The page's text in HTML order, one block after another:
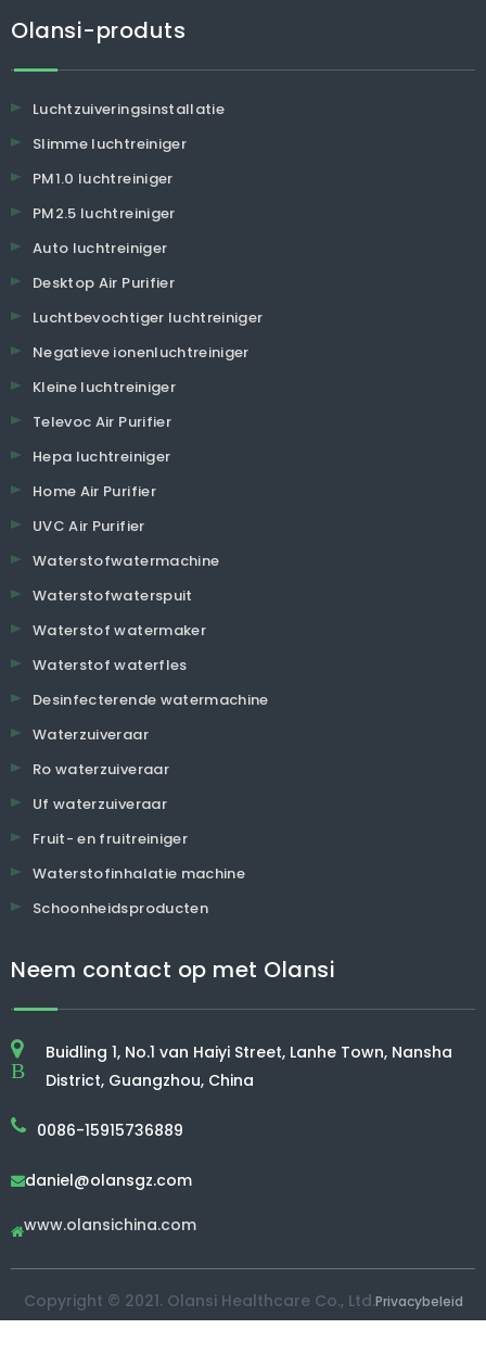
Olansi-produts
Luchtzuiveringsinstallatie
Slimme luchtreiniger
PM1.0 luchtreiniger
PM2.5 luchtreiniger
Auto luchtreiniger
Desktop Air Purifier
Luchtbevochtiger luchtreiniger
Negatieve ionenluchtreiniger
Kleine luchtreiniger
Televoc Air Purifier
Hepa luchtreiniger
Home Air Purifier
UVC Air Purifier
Waterstofwatermachine
Waterstofwaterspuit
Waterstof watermaker
Waterstof waterfles
Desinfecterende watermachine
Waterzuiveraar
Ro waterzuiveraar
Uf waterzuiveraar
Fruit- en fruitreiniger
Waterstofinhalatie machine
Schoonheidsproducten
Neem contact op met Olansi
B
Buidling 1, No.1 van Haiyi Street, Lanhe Town, Nansha
District, Guangzhou, China
0086-15915736889
daniel@olansgz.com
www.olansichina.com
Copyright © 2021. Olansi Healthcare Co., Ltd.Privacybeleid